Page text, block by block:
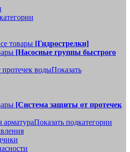
товары [Гидрострелки]
[Насосные группы быстрого
водыПоказать
[Система защиты от протечек
арматураПоказать подкатегории